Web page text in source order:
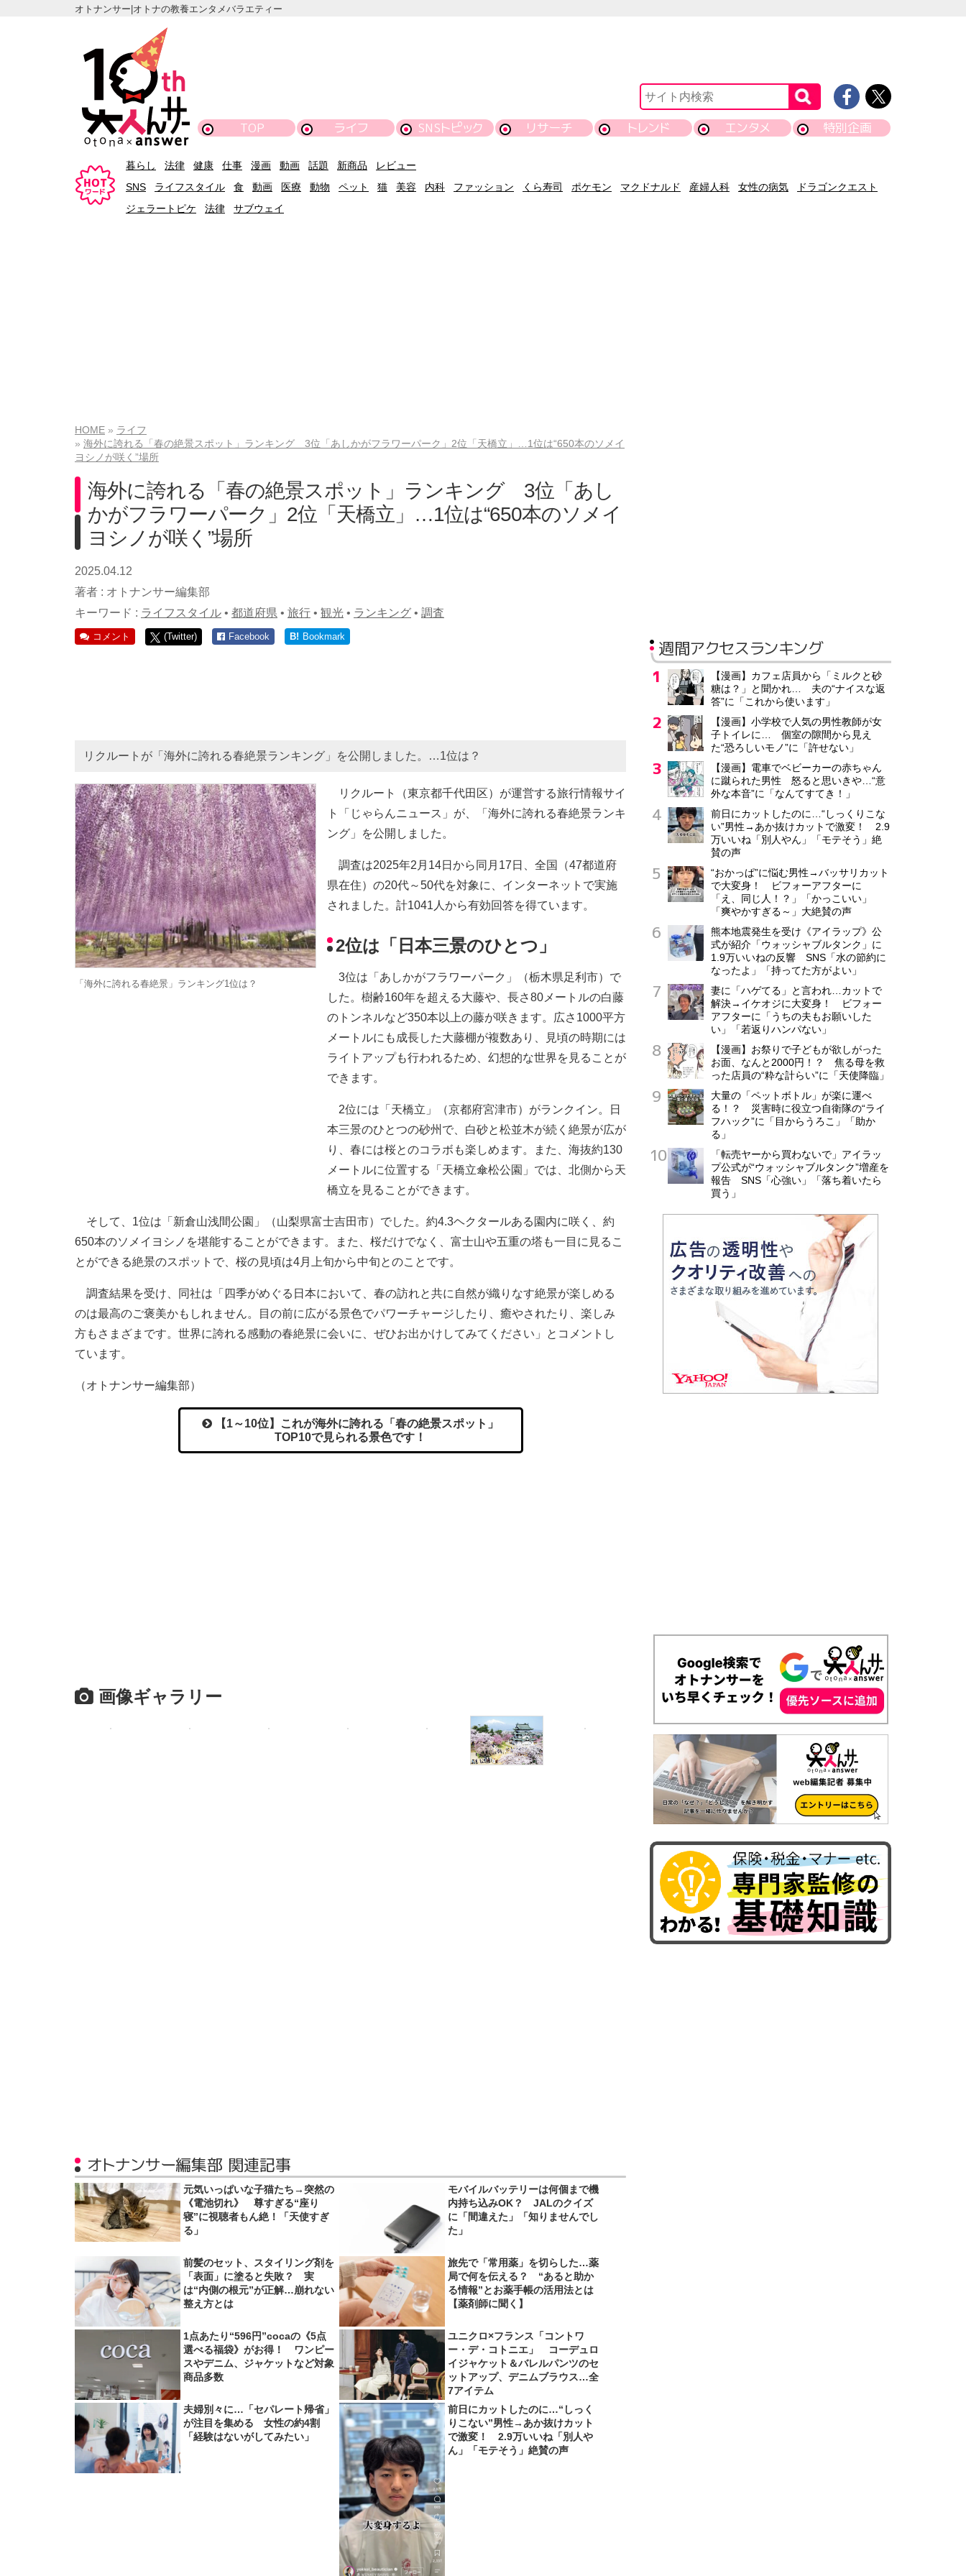
オトナンサー|オトナの教養エンタメバラエティー
TOP ライフ SNSトピック リサーチ トレンド エンタメ 特別企画
暮らし 法律 健康 仕事 漫画 動画 話題 新商品
レビュー
SNS
ライフスタイル 食 動画 医療 動物 ペット 猫 美容 内科 ファッション くら寿司 ポケモン マクドナルド 産婦人科 女性の病気
ドラゴンクエスト
ジェラートピケ
法律 サブウェイ
HOME
ライフ
海外に誇れる「春の絶景スポット」ランキング 3位「あしかがフラワーパーク」2位「天橋立」…1位は“650本のソメイ
ヨシノが咲く”場所
海外に誇れる「春の絶景スポット」ランキング 3位「あし
かがフラワーパーク」2位「天橋立」…1位は“650本のソメイ
ヨシノが咲く”場所
2025.04.12
著者 : オトナンサー編集部
キーワード : ライフスタイル • 都道府県 • 旅行 • 観光 • ランキング • 調査
コメント (Twitter) Facebook B! Bookmark
リクルートが「海外に誇れる春絶景ランキング」を公開しました。…1位は？
「海外に誇れる春絶景」ランキング1位は？
リクルート（東京都千代田区）が運営する旅行情報サイ
ト「じゃらんニュース」が、「海外に誇れる春絶景ランキ
ング」を公開しました。
調査は2025年2月14日から同月17日、全国（47都道府
県在住）の20代～50代を対象に、インターネットで実施
されました。計1041人から有効回答を得ています。
2位は「日本三景のひとつ」
3位は「あしかがフラワーパーク」（栃木県足利市）で
した。樹齢160年を超える大藤や、長さ80メートルの白藤
のトンネルなど350本以上の藤が咲きます。広さ1000平方
メートルにも成長した大藤棚が複数あり、見頃の時期には
ライトアップも行われるため、幻想的な世界を見ることが
できます。
2位には「天橋立」（京都府宮津市）がランクイン。日
本三景のひとつの砂州で、白砂と松並木が続く絶景が広が
り、春には桜とのコラボも楽しめます。また、海抜約130
メートルに位置する「天橋立傘松公園」では、北側から天
橋立を見ることができます。
そして、1位は「新倉山浅間公園」（山梨県富士吉田市）でした。約4.3ヘクタールある園内に咲く、約
650本のソメイヨシノを堪能することができます。また、桜だけでなく、富士山や五重の塔も一目に見るこ
とができる絶景のスポットで、桜の見頃は4月上旬から中旬とのことです。
調査結果を受け、同社は「四季がめぐる日本において、春の訪れと共に自然が織りなす絶景が楽しめる
のは最高のご褒美かもしれません。目の前に広がる景色でパワーチャージしたり、癒やされたり、楽しみ
方もさまざまです。世界に誇れる感動の春絶景に会いに、ぜひお出かけしてみてください」とコメントし
ています。
（オトナンサー編集部）
【1～10位】これが海外に誇れる「春の絶景スポット」
TOP10で見られる景色です！
画像ギャラリー
オトナンサー編集部 関連記事
元気いっぱいな子猫たち→突然の
《電池切れ》 尊すぎる“座り
寝”に視聴者もん絶！「天使すぎ
る」
モバイルバッテリーは何個まで機
内持ち込みOK？ JALのクイズ
に「間違えた」「知りませんでし
た」
前髪のセット、スタイリング剤を
「表面」に塗ると失敗？ 実
は“内側の根元”が正解…崩れない
整え方とは
旅先で「常用薬」を切らした…薬
局で何を伝える？ “あると助か
る情報”とお薬手帳の活用法とは
【薬剤師に聞く】
1点あたり“596円”cocaの《5点
選べる福袋》がお得！ ワンピー
スやデニム、ジャケットなど対象
商品多数
ユニクロ×フランス「コントワ
ー・デ・コトニエ」 コーデュロ
イジャケット＆バレルパンツのセ
ットアップ、デニムブラウス…全
7アイテム
夫婦別々に…「セパレート帰省」
が注目を集める 女性の約4割
「経験はないがしてみたい」
前日にカットしたのに…“しっく
りこない”男性→あか抜けカット
で激変！ 2.9万いいね「別人や
ん」「モテそう」絶賛の声
週間アクセスランキング
【漫画】カフェ店員から「ミルクと砂
糖は？」と聞かれ… 夫の“ナイスな返
答”に「これから使います」
【漫画】小学校で人気の男性教師が女
子トイレに… 個室の隙間から見え
た“恐ろしいモノ”に「許せない」
【漫画】電車でベビーカーの赤ちゃん
に蹴られた男性 怒ると思いきや…“意
外な本音”に「なんてすてき！」
前日にカットしたのに…“しっくりこな
い”男性→あか抜けカットで激変！ 2.9
万いいね「別人やん」「モテそう」絶
賛の声
“おかっぱ”に悩む男性→バッサリカット
で大変身！ ビフォーアフターに
「え、同じ人！？」「かっこいい」
「爽やかすぎる～」大絶賛の声
熊本地震発生を受け《アイラップ》公
式が紹介「ウォッシャブルタンク」に
1.9万いいねの反響 SNS「水の節約に
なったよ」「持ってた方がよい」
妻に「ハゲてる」と言われ…カットで
解決→イケオジに大変身！ ビフォー
アフターに「うちの夫もお願いした
い」「若返りハンパない」
【漫画】お祭りで子どもが欲しがった
お面、なんと2000円！？ 焦る母を救
った店員の“粋な計らい”に「天使降臨」
大量の「ペットボトル」が楽に運べ
る！？ 災害時に役立つ自衛隊の“ライ
フハック”に「目からうろこ」「助か
る」
「転売ヤーから買わないで」アイラッ
プ公式が“ウォッシャブルタンク”増産を
報告 SNS「心強い」「落ち着いたら
買う」